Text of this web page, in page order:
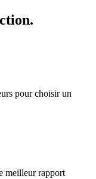
pour choisir un
meilleur rapport